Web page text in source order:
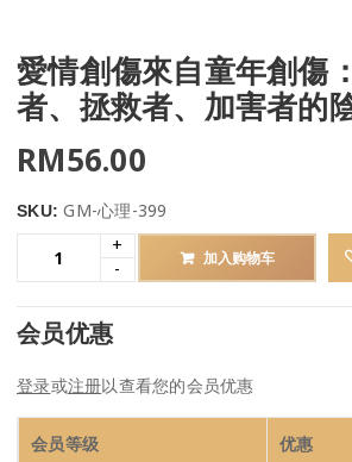
愛情創傷來自童年創傷
者、拯救者、加害者的
RM56.00
SKU:GM-心理-399
加入购物车
会员优惠
登录或注册以查看您的会员优惠
会员等级 优惠